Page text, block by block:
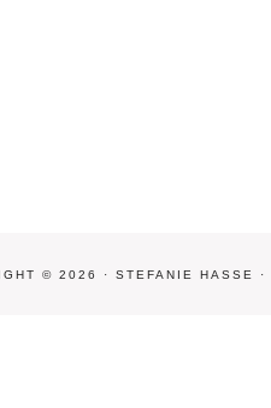
© 2026 · STEFANIE HASSE ·